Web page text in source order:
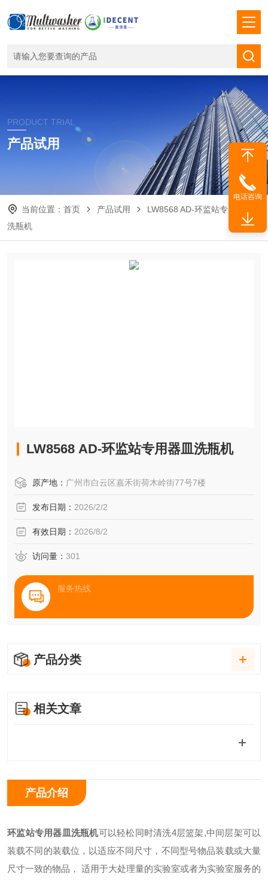
PRODUCT TRIAL
产品试用
当前位置： 首页 产品试用
LW8568 AD-环监站专用器皿
洗瓶机
LW8568 AD-环监站专用器皿洗瓶机
原产地： 广州市白云区嘉禾街荷木岭街77号7楼
发布日期： 2026/2/2
有效日期： 2026/8/2
访问量： 301
服务热线
产品分类
相关文章
产品介绍
环监站专用器皿洗瓶机可以轻松同时清洗4层篮架,中间层架可以
装载不同的装载位，以适应不同尺寸，不同型号物品装载或大量
尺寸一致的物品， 适用于大处理量的实验室或者为实验室服务的
电话咨询